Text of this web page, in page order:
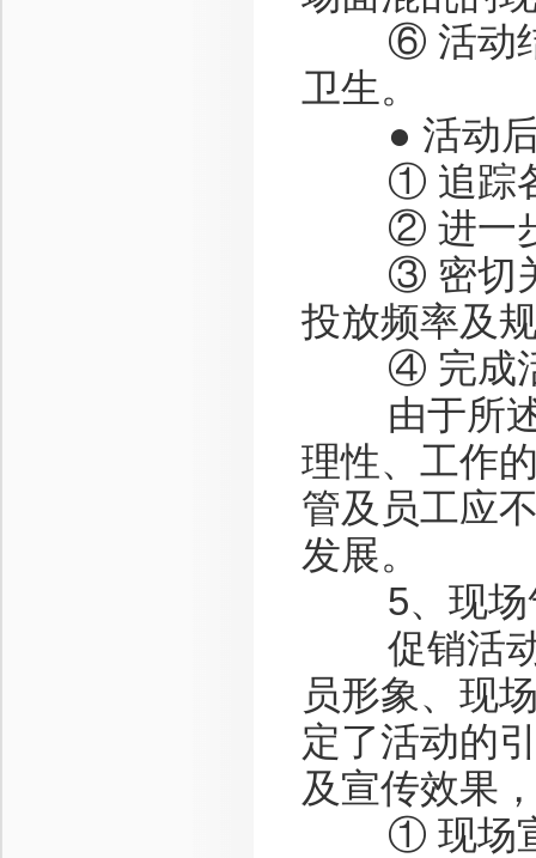
⑥ 活动结
卫生。
● 活动后
① 追踪各
② 进一步
③ 密切关
投放频率及
④ 完成活
由于所述
理性、工作
管及员工应
发展。
5、现场
促销活动
员形象、现
定了活动的
及宣传效果
① 现场宣